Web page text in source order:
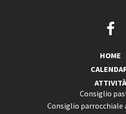
HOME
ATTIVITÀ
Consiglio
Consiglio parrocchiale